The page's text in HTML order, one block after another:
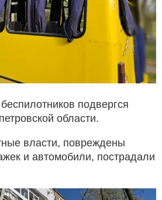
подвергся
области.
власти, повреждены
и автомобили, пострадали